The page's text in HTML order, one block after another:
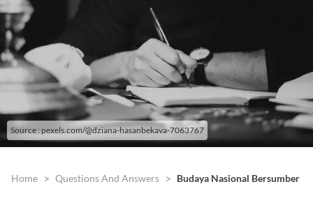
Source : pexels.com/@dziana-hasanbekava-7063767
Home Questions And Answers Budaya Nasional Bersumber